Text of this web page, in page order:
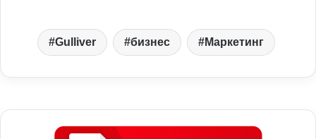
Gulliver бизнес Маркетинг